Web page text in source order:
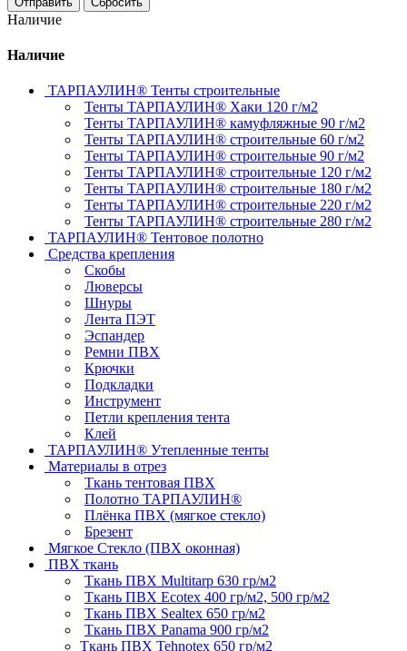
Наличие
Наличие
ТАРПАУЛИН® Тенты строительные
Тенты ТАРПАУЛИН® Хаки 120 г/м2
Тенты ТАРПАУЛИН® камуфляжные 90 г/м2
Тенты ТАРПАУЛИН® строительные 60 г/м2
Тенты ТАРПАУЛИН® строительные 90 г/м2
Тенты ТАРПАУЛИН® строительные 120 г/м2
Тенты ТАРПАУЛИН® строительные 180 г/м2
Тенты ТАРПАУЛИН® строительные 220 г/м2
Тенты ТАРПАУЛИН® строительные 280 г/м2
ТАРПАУЛИН® Тентовое полотно
Средства крепления
Скобы
Люверсы
Шнуры
Лента ПЭТ
Эспандер
Ремни ПВХ
Крючки
Подкладки
Инструмент
Петли крепления тента
Клей
ТАРПАУЛИН® Утепленные тенты
Материалы в отрез
Ткань тентовая ПВХ
Полотно ТАРПАУЛИН®
Плёнка ПВХ (мягкое стекло)
Брезент
Мягкое Стекло (ПВХ оконная)
ПВХ ткань
Ткань ПВХ Multitarp 630 гр/м2
Ткань ПВХ Ecotex 400 гр/м2, 500 гр/м2
Ткань ПВХ Sealtex 650 гр/м2
Ткань ПВХ Panama 900 гр/м2
Ткань ПВХ Tehnotex 650 гр/м2